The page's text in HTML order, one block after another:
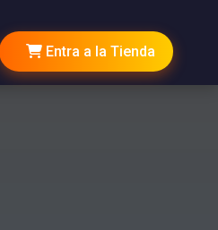
Entra a la Tienda